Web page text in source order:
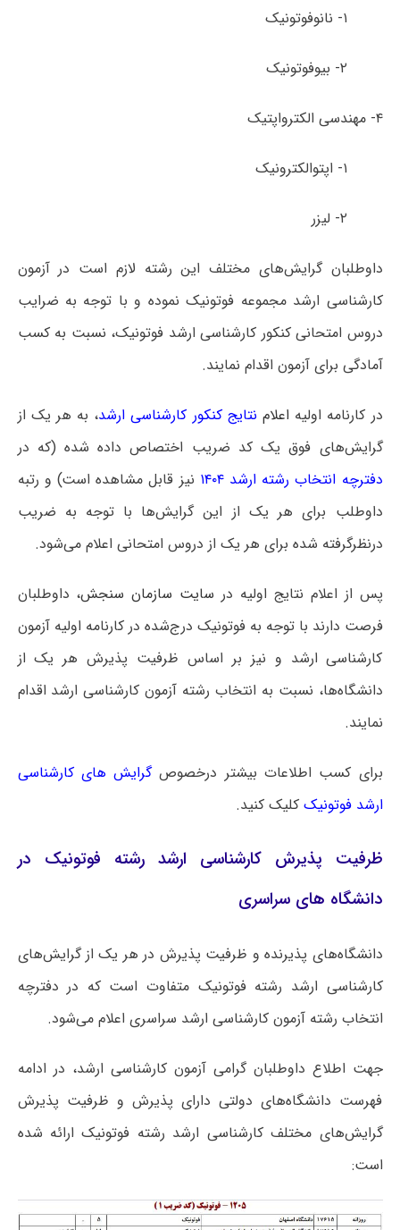
۱- نانوفوتونیک
۲- بیوفوتونیک
۴- مهندسی الکترواپتیک
۱- اپتوالکترونیک
۲- لیزر
داوطلبان گرایش‌های مختلف این رشته لازم است در آزمون
کارشناسی ارشد مجموعه فوتونیک نموده و با توجه به ضرایب
دروس امتحانی کنکور کارشناسی ارشد فوتونیک، نسبت به کسب
آمادگی برای آزمون اقدام نمایند.
در کارنامه اولیه اعلام نتایج کنکور کارشناسی ارشد، به هر یک از
گرایش‌های فوق یک کد ضریب اختصاص داده شده (که در
دفترچه انتخاب رشته ارشد ۱۴۰۴
نیز قابل مشاهده است) و رتبه
داوطلب برای هر یک از این گرایش‌ها با توجه به ضریب
درنظرگرفته شده برای هر یک از دروس امتحانی اعلام می‌شود.
پس از اعلام نتایج اولیه در سایت سازمان سنجش، داوطلبان
فرصت دارند با توجه به فوتونیک درج‌شده در کارنامه اولیه آزمون
کارشناسی ارشد و نیز بر اساس ظرفیت پذیرش هر یک از
دانشگاه‌ها، نسبت به انتخاب رشته آزمون کارشناسی ارشد اقدام
نمایند.
برای کسب اطلاعات بیشتر درخصوصگرایش های کارشناسی
ارشد فوتونیک کلیک کنید.
ظرفیت پذیرش کارشناسی ارشد رشته فوتونیک در
دانشگاه های سراسری
دانشگاه‌های پذیرنده و ظرفیت پذیرش در هر یک از گرایش‌های
کارشناسی ارشد رشته فوتونیک متفاوت است که در دفترچه
انتخاب رشته آزمون کارشناسی ارشد سراسری اعلام می‌شود.
جهت اطلاع داوطلبان گرامی آزمون کارشناسی ارشد، در ادامه
فهرست دانشگاه‌های دولتی دارای پذیرش و ظرفیت پذیرش
گرایش‌های مختلف کارشناسی ارشد رشته فوتونیک ارائه شده
است: